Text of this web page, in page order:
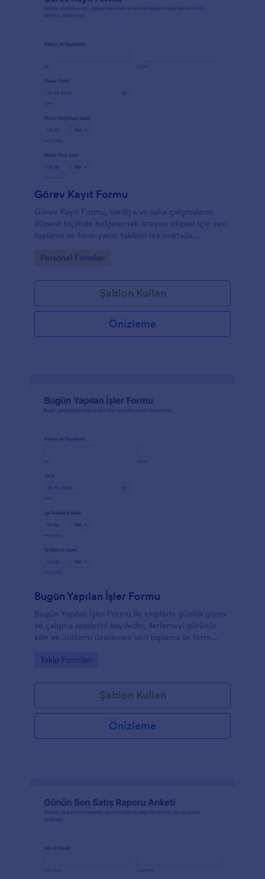
Görev Kayıt Formu
Görev Kayıt Formu, vardiya ve saha çalışmalarını
düzenli biçimde belgelemek isteyen ekipler için veri
toplama ve form yanıtı takibini tek noktada
Go to Category:
Personel Formları
Şablon Kullan
Önizleme
Bugün Yapılan İşler Formu
Bugün Yapılan İşler Formu ile ekiplerin günlük görev
ve çalışma saatlerini kaydedin, ilerlemeyi görünür
kılın ve Jotform üzerinden veri toplama ile form
Go to Category:
Takip Formları
Şablon Kullan
Önizleme